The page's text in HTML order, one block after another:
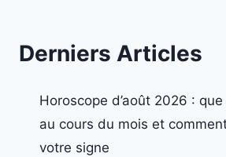
Derniers Articles
Horoscope d’août 2026 :
au cours du mois et
votre signe